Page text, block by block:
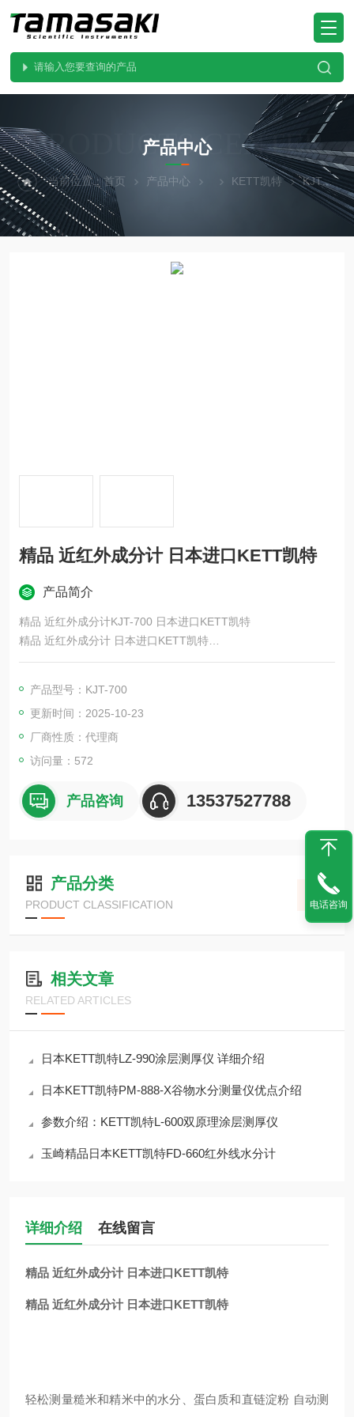
PRODUCTS CENTER
产品中心
当前位置：首页 产品中心 KETT凯特 KJT-700精品 近红外成分计 日本进口KETT凯特
精品 近红外成分计 日本进口KETT凯特
产品简介
精品 近红外成分计KJT-700 日本进口KETT凯特
精品 近红外成分计 日本进口KETT凯特
有样品箱自动升降功能 可选择高水分糙米、生米和清酒糙米 显示
糙米和精米的质量评价值
产品型号：KJT-700
更新时间：2025-10-23
厂商性质：代理商
访问量：572
产品咨询 13537527788
产品分类
PRODUCT CLASSIFICATION
相关文章
RELATED ARTICLES
日本KETT凯特LZ‑990涂层测厚仪 详细介绍
日本KETT凯特PM-888-X谷物水分测量仪优点介绍
参数介绍：KETT凯特L-600双原理涂层测厚仪
玉崎精品日本KETT凯特FD-660红外线水分计
详细介绍 在线留言
精品 近红外成分计 日本进口KETT凯特
精品 近红外成分计 日本进口KETT凯特
轻松测量糙米和精米中的水分、蛋白质和直链淀粉 自动测
电话咨询